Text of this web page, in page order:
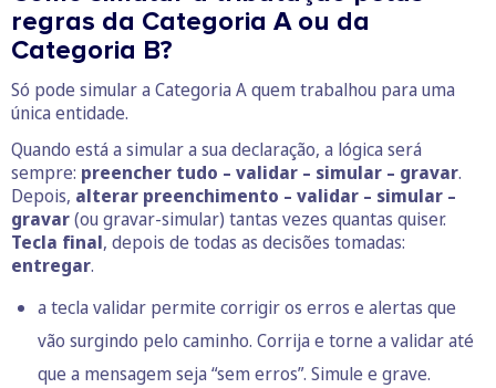
regras da Categoria A ou da
Categoria B?
Só pode simular a Categoria A quem trabalhou para uma
única entidade.
Quando está a simular a sua declaração, a lógica será
sempre: preencher tudo – validar – simular – gravar.
Depois, alterar preenchimento – validar – simular –
gravar(ou gravar-simular) tantas vezes quantas quiser.
Tecla final, depois de todas as decisões tomadas:
entregar.
a tecla validar permite corrigir os erros e alertas que
vão surgindo pelo caminho. Corrija e torne a validar até
que a mensagem seja “sem erros”. Simule e grave.